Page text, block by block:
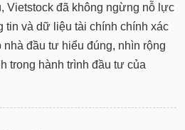
Vietstock đã không ngừng nỗ lực
tin và dữ liệu tài chính chính xác
nhà đầu tư hiểu đúng, nhìn rộng
trong hành trình đầu tư của